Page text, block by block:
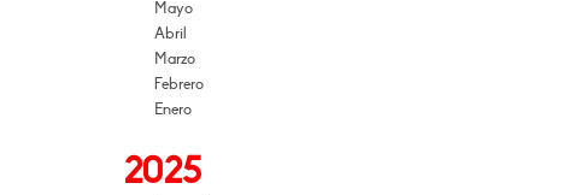
Mayo
Abril
Marzo
Febrero
Enero
2025